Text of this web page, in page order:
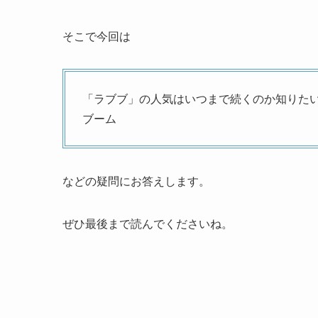
そこで今回は
「ラブブ」の人気はいつまで続くのか知りた
ブーム
などの疑問にお答えします。
ぜひ最後まで読んでくださいね。